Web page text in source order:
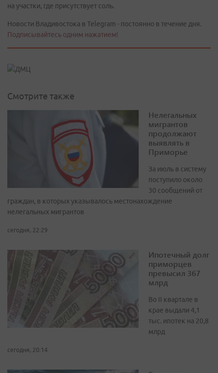
на участки, где присутствует соль.
Новости Владивостока в Telegram - постоянно в течение дня.
Подписывайтесь одним нажатием!
Смотрите также
Нелегальных
мигрантов
продолжают
выявлять в
Приморье
За июль в систему
поступило около
30 сообщений от
граждан, в которых указывалось местонахождение
нелегальных мигрантов
сегодня, 22:29
Ипотечный долг
приморцев
превысил 367
млрд
Во II квартале в
крае выдали 4,1
тыс. ипотек на 20,8
млрд
сегодня, 20:14